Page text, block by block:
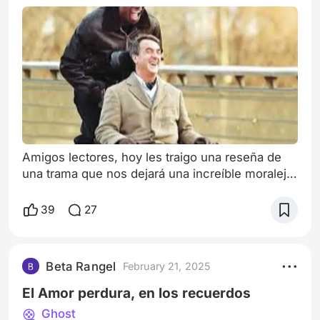
Amigos lectores, hoy les traigo una reseña de
una trama que nos dejará una increíble moraleja
intocables es una película que abarca muchos
tener oportunidades para un nuevo comienzo y
la integración en la vida de personas con
enfermedades y discapacidades. Phillipp
39 27
Beta Rangel February 21, 2025
El Amor perdura, en los recuerdos
Ghost